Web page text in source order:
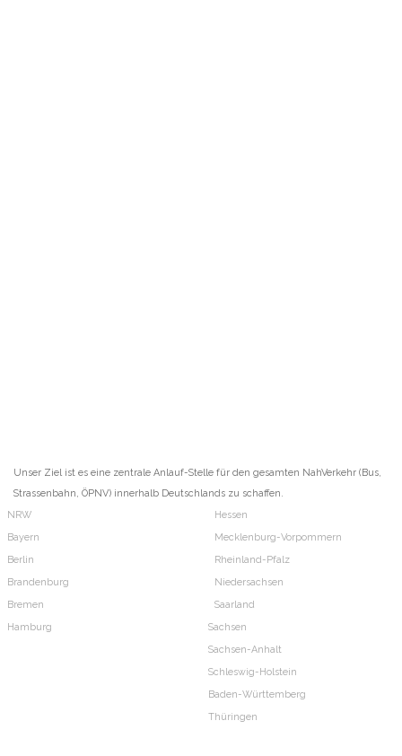
Unser Ziel ist es eine zentrale Anlauf-Stelle für den gesamten NahVerkehr (Bus,
Strassenbahn, ÖPNV) innerhalb Deutschlands zu schaffen.
NRW
Bayern
Berlin
Brandenburg
Bremen
Hamburg
Hessen
Mecklenburg-Vorpommern
Rheinland-Pfalz
Niedersachsen
Saarland
Sachsen
Sachsen-Anhalt
Schleswig-Holstein
Baden-Württemberg
Thüringen